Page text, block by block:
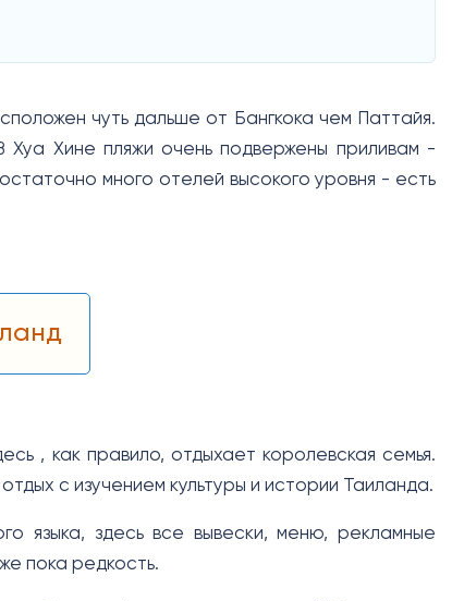
чуть дальше от Бангкока чем Паттайя.
Хине пляжи очень подвержены приливам -
много отелей высокого уровня - есть
, как правило, отдыхает королевская семья.
с изучением культуры и истории Таиланда.
языка, здесь все вывески, меню, рекламные
пока редкость.